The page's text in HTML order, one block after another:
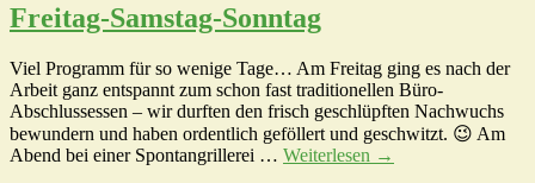
Freitag-Samstag-Sonntag
Viel Programm für so wenige Tage… Am Freitag ging es nach der
Arbeit ganz entspannt zum schon fast traditionellen Büro-
Abschlussessen – wir durften den frisch geschlüpften Nachwuchs
bewundern und haben ordentlich geföllert und geschwitzt. 😉 Am
Abend bei einer Spontangrillerei … Weiterlesen →